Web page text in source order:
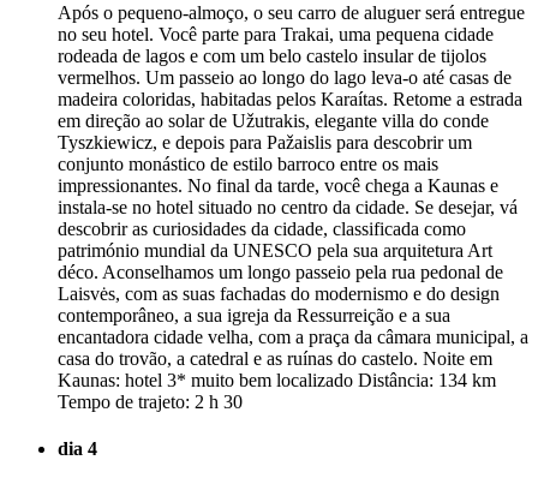
Após o pequeno-almoço, o seu carro de aluguer será entregue
no seu hotel. Você parte para Trakai, uma pequena cidade
rodeada de lagos e com um belo castelo insular de tijolos
vermelhos. Um passeio ao longo do lago leva-o até casas de
madeira coloridas, habitadas pelos Karaítas. Retome a estrada
em direção ao solar de Užutrakis, elegante villa do conde
Tyszkiewicz, e depois para Pažaislis para descobrir um
conjunto monástico de estilo barroco entre os mais
impressionantes. No final da tarde, você chega a Kaunas e
instala-se no hotel situado no centro da cidade. Se desejar, vá
descobrir as curiosidades da cidade, classificada como
património mundial da UNESCO pela sua arquitetura Art
déco. Aconselhamos um longo passeio pela rua pedonal de
Laisvės, com as suas fachadas do modernismo e do design
contemporâneo, a sua igreja da Ressurreição e a sua
encantadora cidade velha, com a praça da câmara municipal, a
casa do trovão, a catedral e as ruínas do castelo. Noite em
Kaunas: hotel 3* muito bem localizado Distância: 134 km
Tempo de trajeto: 2 h 30
dia 4